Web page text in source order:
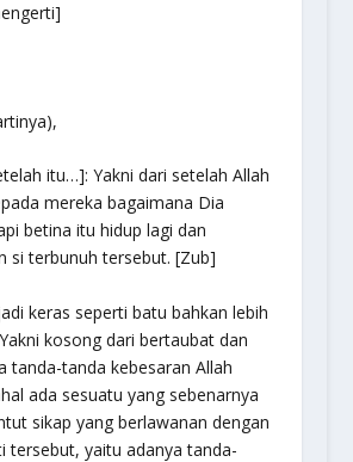
itu…]: Yakni dari setelah Allah
mereka bagaimana Dia
betina itu hidup lagi dan
si terbunuh tersebut. [Zub]
keras seperti batu bahkan lebih
kosong dari bertaubat dan
tanda-tanda kebesaran Allah
ada sesuatu yang sebenarnya
sikap yang berlawanan dengan
tersebut, yaitu adanya tanda-